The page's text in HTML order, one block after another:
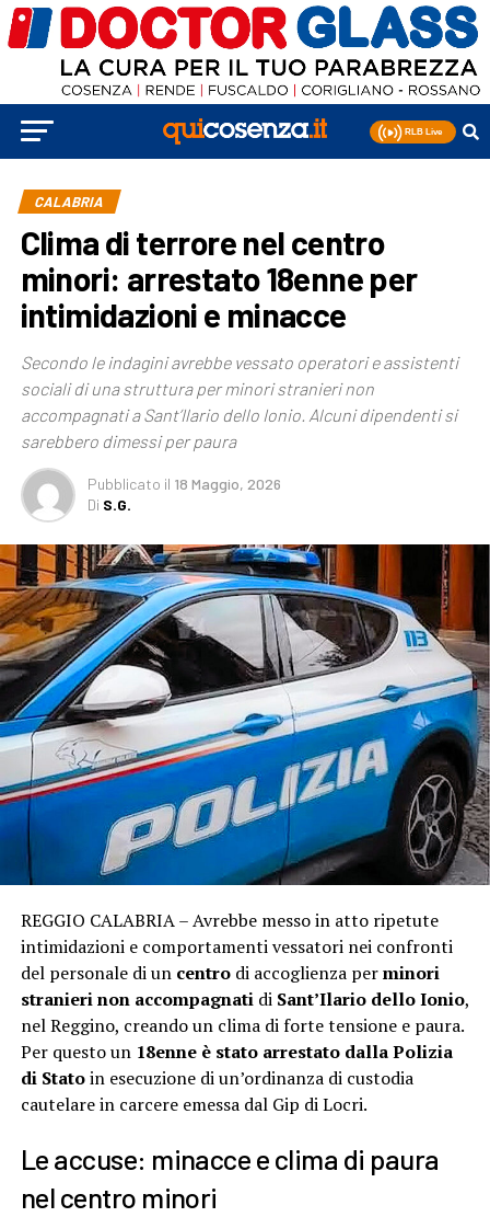
CALABRIA
Clima di terrore nel centro
minori: arrestato 18enne per
intimidazioni e minacce
Secondo le indagini avrebbe vessato operatori e assistenti
sociali di una struttura per minori stranieri non
accompagnati a Sant’Ilario dello Ionio. Alcuni dipendenti si
sarebbero dimessi per paura
Pubblicato il 18 Maggio, 2026
Di S.G.
REGGIO CALABRIA – Avrebbe messo in atto ripetute
intimidazioni e comportamenti vessatori nei confronti
del personale di un centrodi accoglienza perminori
stranieri non accompagnatidi Sant’Ilario dello Ionio,
nel Reggino, creando un clima di forte tensione e paura.
Per questo un 18enne è stato arrestato dalla Polizia
di Statoin esecuzione di un’ordinanza di custodia
cautelare in carcere emessa dal Gip di Locri.
Le accuse: minacce e clima di paura
nel centro minori